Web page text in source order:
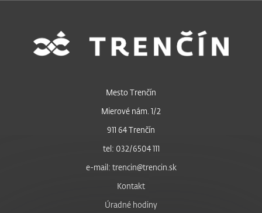
Mesto Trenčín
Mierové nám. 1/2
911 64 Trenčín
tel: 032/6504 111
e-mail: trencin@trencin.sk
Kontakt
Úradné hodiny